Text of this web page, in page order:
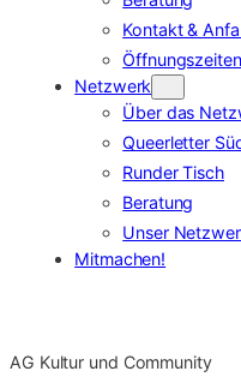
Kontakt &
Öffnungszeiten
Netzwerk
Über das
Queerletter
Runder Tisch
Beratung
Unser
Mitmachen!
AG Kultur und Community